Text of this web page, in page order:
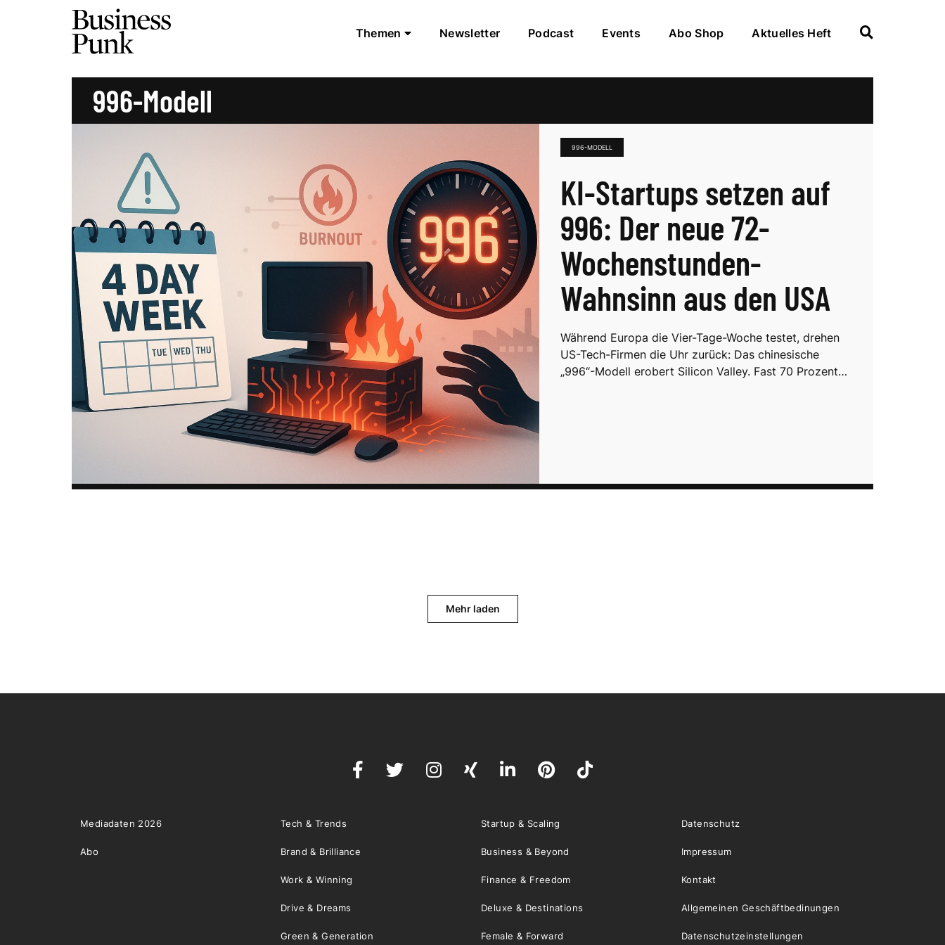
Themen Newsletter Podcast Events Abo Shop Aktuelles Heft
996-Modell
996-MODELL
KI-Startups setzen auf
996: Der neue 72-
Wochenstunden-
Wahnsinn aus den USA
Während Europa die Vier-Tage-Woche testet, drehen
US-Tech-Firmen die Uhr zurück: Das chinesische
„996“-Modell erobert Silicon Valley. Fast 70 Prozent…
Mehr laden
Mediadaten 2026
Abo
Tech & Trends Startup & Scaling
Brand & Brilliance Business & Beyond
Work & Winning Finance & Freedom
Drive & Dreams Deluxe & Destinations
Green & Generation Female & Forward
Datenschutz
Impressum
Kontakt
Allgemeinen Geschäftbedinungen
Datenschutzeinstellungen